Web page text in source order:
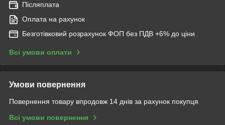
Післяплата
Оплата на рахунок
Безготівковий розрахунок ФОП без ПДВ +6% до ціни
Всі умови оплати
Умови повернення
Повернення товару впродовж 14 днів за рахунок покупця
Всі умови повернення